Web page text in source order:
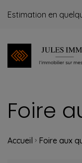
Estimation en
Foire
Accueil Foire aux